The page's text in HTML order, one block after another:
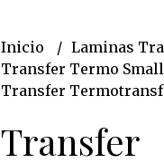
Inicio
Laminas
Transfer Termo
Transfer
Transfer